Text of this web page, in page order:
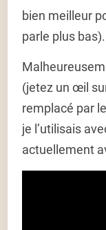
bien meilleur
parle plus bas).
(jetez un œil
remplacé par
je l’utilisais
actuellement